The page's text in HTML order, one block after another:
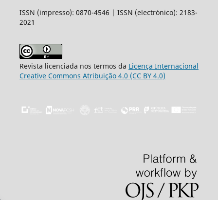
ISSN (impresso): 0870-4546 | ISSN (electrónico): 2183-
2021
Revista licenciada nos termos da Licença Internacional
Creative Commons Atribuição 4.0 (CC BY 4.0)